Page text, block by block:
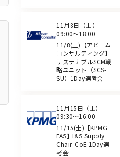
11月8日（土）
09:00～18:00
11/8(土)【アビーム
コンサルティング】
サステナブルSCM戦
略ユニット（SCS-
SU）1Day選考会
11月15日（土）
09:30～16:00
11/15(土)【KPMG
FAS】I&S Supply
Chain CoE 1Day選
考会